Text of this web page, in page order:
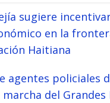
sugiere
en la
Haitiana
agentes policiales
del Grandes